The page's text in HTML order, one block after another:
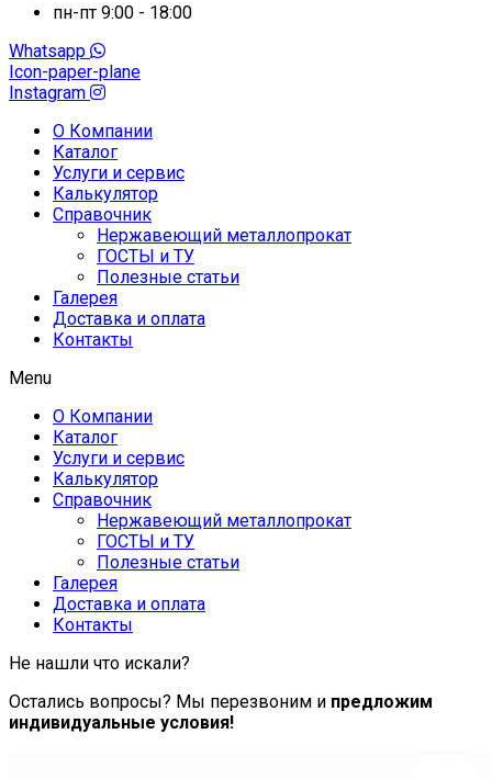
пн-пт 9:00 - 18:00
Whatsapp
Icon-paper-plane
Instagram
О Компании
Каталог
Услуги и сервис
Калькулятор
Справочник
Нержавеющий металлопрокат
ГОСТЫ и ТУ
Полезные статьи
Галерея
Доставка и оплата
Контакты
Menu
О Компании
Каталог
Услуги и сервис
Калькулятор
Справочник
Нержавеющий металлопрокат
ГОСТЫ и ТУ
Полезные статьи
Галерея
Доставка и оплата
Контакты
Не нашли что искали?
Остались вопросы? Мы перезвоним и предложим
индивидуальные условия!